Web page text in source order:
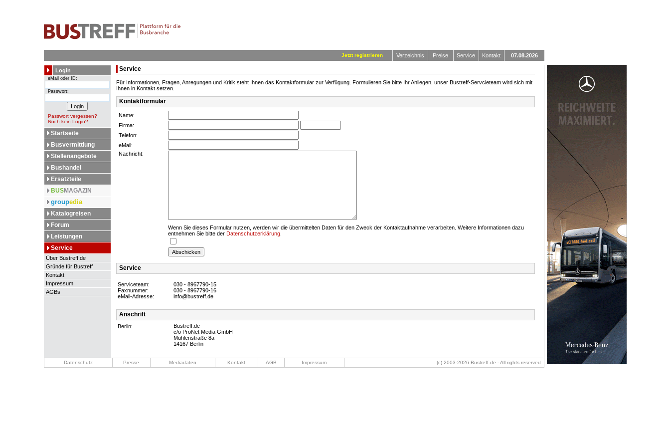
Jetzt registrieren Verzeichnis Preise Service Kontakt 07.08.2026
Login
eMail oder ID:
Passwort:
Passwort vergessen?
Noch kein Login?
Startseite
Busvermittlung
Stellenangebote
Bushandel
Ersatzteile
BUSMAGAZIN
groupedia
Katalogreisen
Forum
Leistungen
Service
Über Bustreff.de
Gründe für Bustreff
Kontakt
Impressum
AGBs
Service
Für Informationen, Fragen, Anregungen und Kritik steht Ihnen das Kontaktformular zur Verfügung. Formulieren Sie bitte Ihr Anliegen, unser Bustreff-Servcieteam wird sich mit
Ihnen in Kontakt setzen.
Kontaktformular
Name:
Firma:
Telefon:
eMail:
Nachricht:
Wenn Sie dieses Formular nutzen, werden wir die übermittelten Daten für den Zweck der Kontaktaufnahme verarbeiten. Weitere Informationen dazu
entnehmen Sie bitte der Datenschutzerklärung.
Service
Serviceteam:
Faxnummer:
eMail-Adresse:
030 - 8967790-15
030 - 8967790-16
info@bustreff.de
Anschrift
Berlin:
Bustreff.de
c/o ProNet Media GmbH
Mühlenstraße 8a
14167 Berlin
Datenschutz Presse Mediadaten Kontakt AGB Impressum (c) 2003-2026 Bustreff.de - All rights reserved